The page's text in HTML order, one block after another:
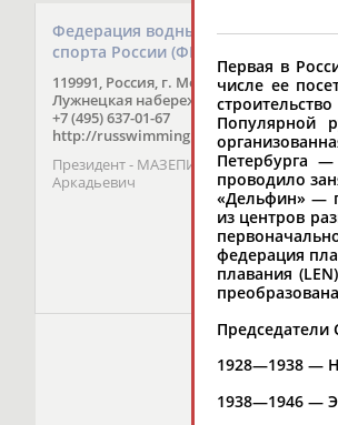
Федерация водных видов
спорта России (ФВВСР)
119991, Россия, г. Москва,
Лужнецкая набережная, д. 8
+7 (495) 637-01-67
http://russwimming.ru/
Президент - МАЗЕПИН Дмитрий
Аркадьевич
Первая в
числе ее
Популярной
Петербурга
проводило
«Дельфин» —
из центров
федерация
плавания
Председатели
1928—1938 —
1938—1946 —